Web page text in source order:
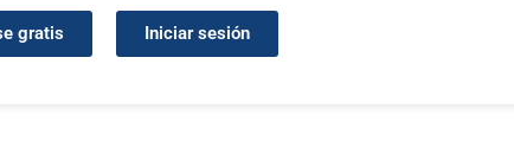
gratis Iniciar sesión